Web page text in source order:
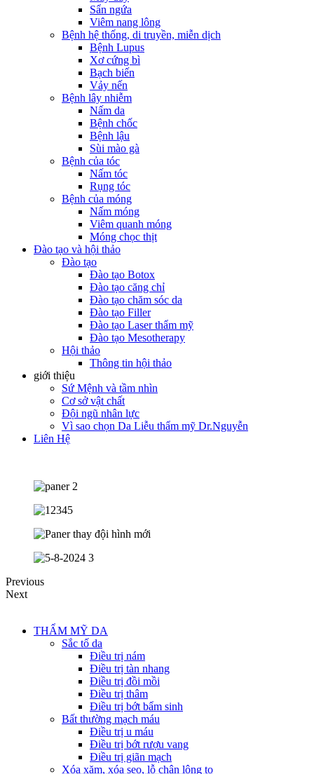
Sẩn ngứa
Viêm nang lông
Bệnh hệ thống, di truyền, miễn dịch
Bệnh Lupus
Xơ cứng bì
Bạch biến
Vảy nến
Bệnh lây nhiễm
Nấm da
Bệnh chốc
Bệnh lậu
Sùi mào gà
Bệnh của tóc
Nấm tóc
Rụng tóc
Bệnh của móng
Nấm móng
Viêm quanh móng
Móng chọc thịt
Đào tạo và hội thảo
Đào tạo
Đào tạo Botox
Đào tạo căng chỉ
Đào tạo chăm sóc da
Đào tạo Filler
Đào tạo Laser thẩm mỹ
Đào tạo Mesotherapy
Hội thảo
Thông tin hội thảo
giới thiệu
Sứ Mệnh và tầm nhìn
Cơ sở vật chất
Đội ngũ nhân lực
Vì sao chọn Da Liễu thẩm mỹ Dr.Nguyễn
Liên Hệ
Previous
Next
THẨM MỸ DA
Sắc tố da
Điều trị nám
Điều trị tàn nhang
Điều trị đồi mồi
Điều trị thâm
Điều trị bớt bẩm sinh
Bất thường mạch máu
Điều trị u máu
Điều trị bớt rượu vang
Điều trị giãn mạch
Xóa xăm, xóa sẹo, lỗ chân lông to